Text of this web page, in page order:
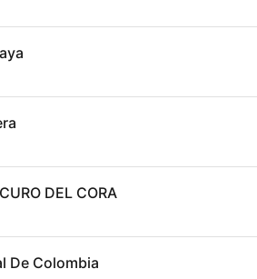
DEL CORA
De Colombia